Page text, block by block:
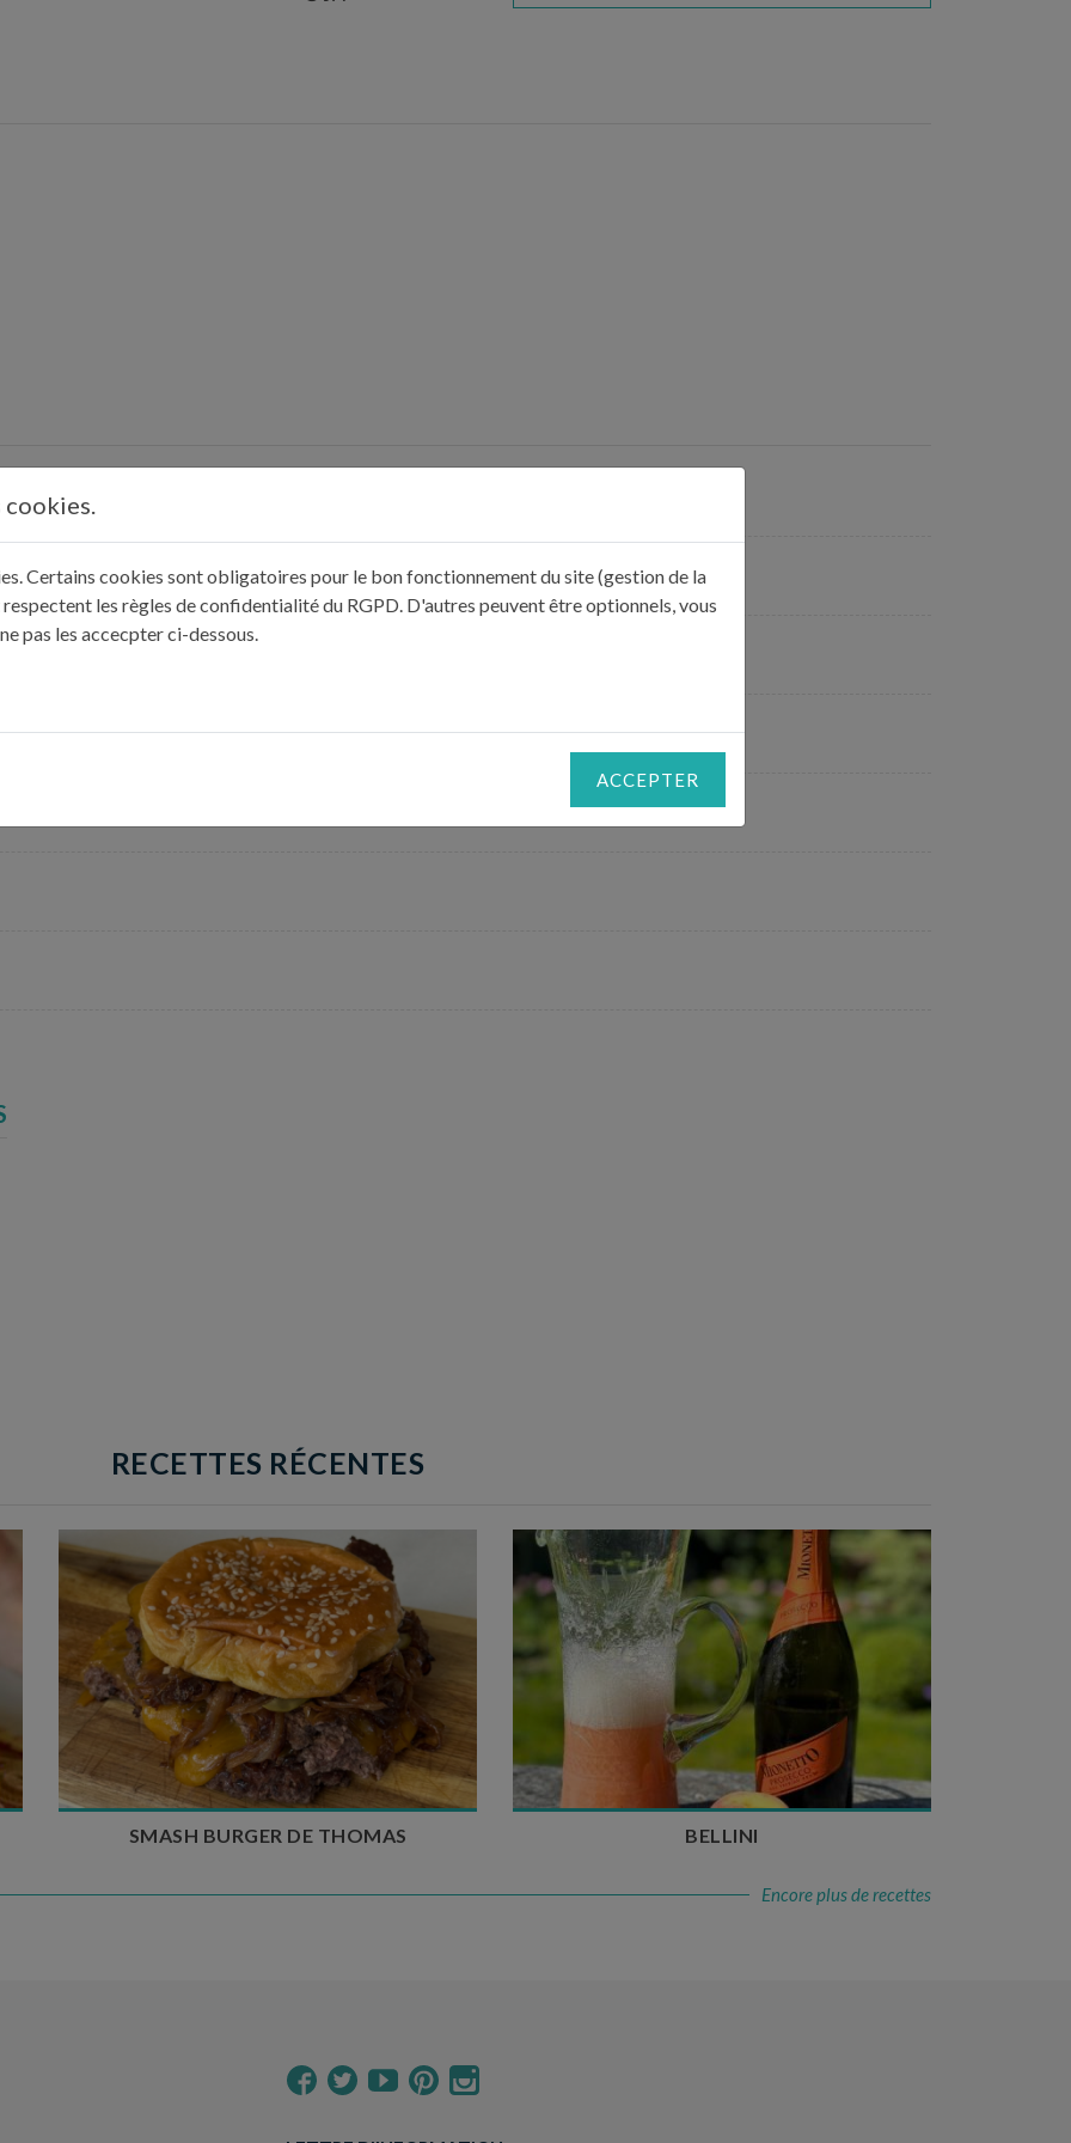
les à cuire dans une casserole d’eau froide, salez.
Écrasez-les comme une purée.
de pommes de terre. Ajoutez le lait et mélangez. Ajoutez la farine et mélangez.
homogène.
Versez-y la préparation à l’aide d’une cuillère.
RECETTES RÉCENTES
Temps de préparation : 20 min
Temps de cuisson : 5 à 10 min
Nombre de couverts : 4
SMASH BURGER DE THOMAS
Temps de préparation : 10 min
Nombre de couverts : 3
BELLINI
Encore plus de recettes
cookies.
Certains cookies sont obligatoires pour le bon fonctionnement du site (gestion de la
les règles de confidentialité du RGPD. D'autres peuvent être optionnels, vous
pas les accecpter ci-dessous.
ACCEPTER